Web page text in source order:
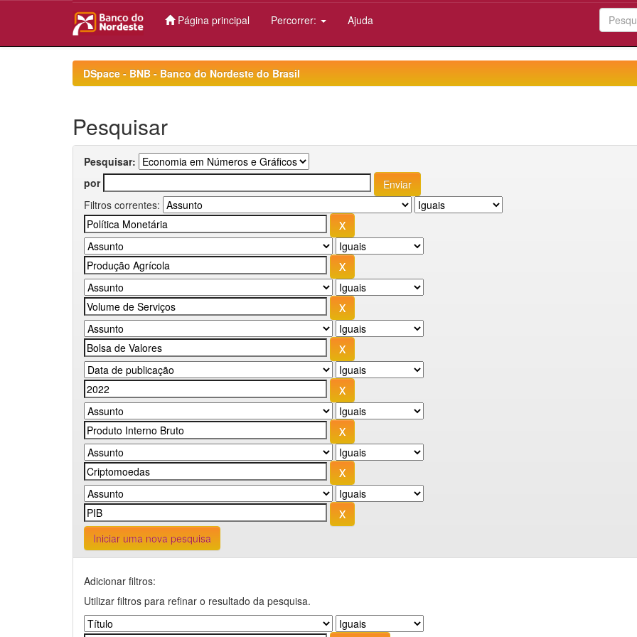
Página principal Percorrer: Ajuda
DSpace - BNB - Banco do Nordeste do Brasil
Pesquisar
Pesquisar:
por
Filtros correntes:
Iniciar uma nova pesquisa
Adicionar filtros:
Utilizar filtros para refinar o resultado da pesquisa.